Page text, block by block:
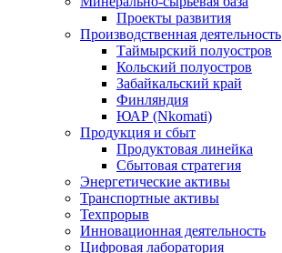
Проекты развития
Производственная деятельность
Таймырский полуостров
Кольский полуостров
Забайкальский край
Финляндия
ЮАР (Nkomati)
Продукция и сбыт
Продуктовая линейка
Сбытовая стратегия
Энергетические активы
Транспортные активы
Техпрорыв
Инновационная деятельность
Цифровая лаборатория